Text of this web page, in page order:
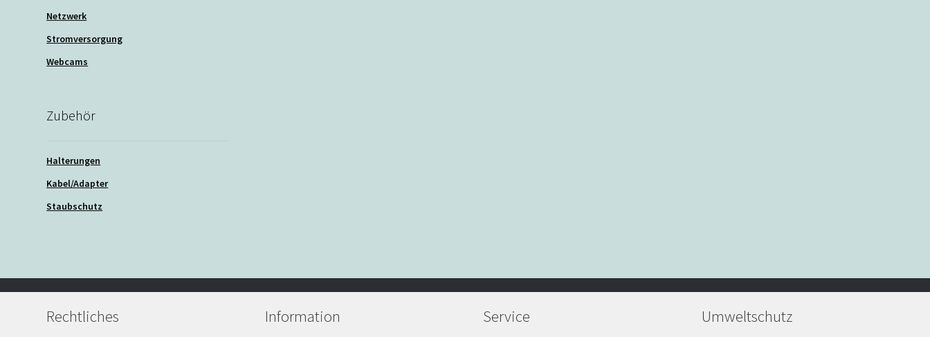
Netzwerk
Stromversorgung
Webcams
Zubehör
Halterungen
Kabel/Adapter
Staubschutz
Rechtliches Information Service Umweltschutz